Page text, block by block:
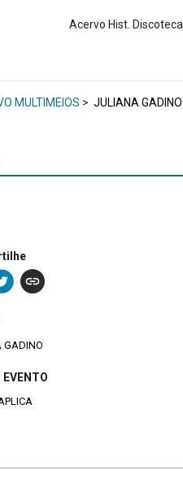
Acervo Hist. Discoteca
MULTIMEIOS > JULIANA GADINO
GADINO
EVENTO